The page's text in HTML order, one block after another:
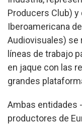
Producers Club) y
Iberoamericana
Audiovisuales) se
líneas de trabajo
en jaque con las
grandes
Ambas entidades
productores de